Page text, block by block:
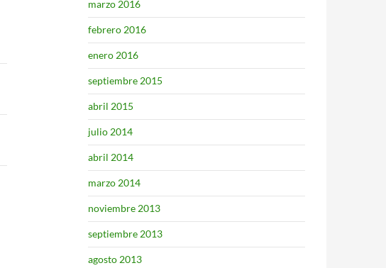
marzo 2016
febrero 2016
enero 2016
septiembre 2015
abril 2015
julio 2014
abril 2014
marzo 2014
noviembre 2013
septiembre 2013
agosto 2013